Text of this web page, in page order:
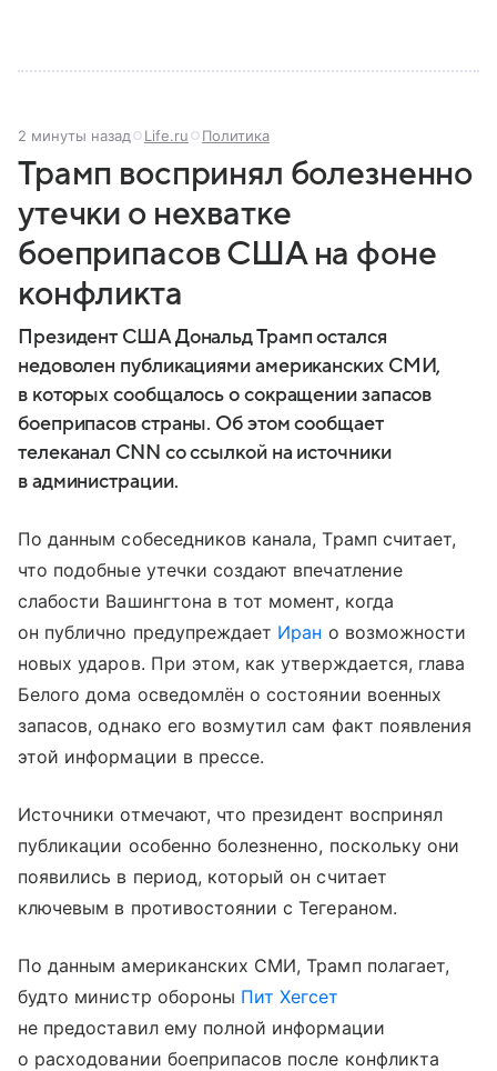
2 минуты назад Life.ru Политика
Трамп воспринял болезненно
утечки о нехватке
боеприпасов США на фоне
конфликта
Президент США Дональд Трамп остался
недоволен публикациями американских СМИ,
в которых сообщалось о сокращении запасов
боеприпасов страны. Об этом сообщает
телеканал CNN со ссылкой на источники
в администрации.
По данным собеседников канала, Трамп считает,
что подобные утечки создают впечатление
слабости Вашингтона в тот момент, когда
он публично предупреждает Иран о возможности
новых ударов. При этом, как утверждается, глава
Белого дома осведомлён о состоянии военных
запасов, однако его возмутил сам факт появления
этой информации в прессе.
Источники отмечают, что президент воспринял
публикации особенно болезненно, поскольку они
появились в период, который он считает
ключевым в противостоянии с Тегераном.
По данным американских СМИ, Трамп полагает,
будто министр обороны Пит Хегсет
не предоставил ему полной информации
о расходовании боеприпасов после конфликта